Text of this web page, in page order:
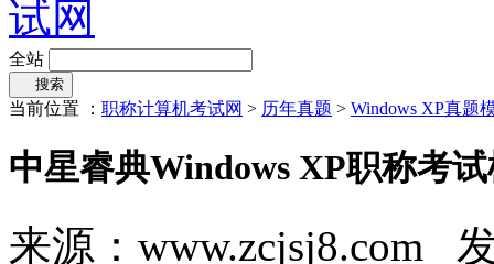
全站
搜索
当前位置 ： 职称计算机考试网 > 历年真题 > Windows XP真题
中星睿典Windows XP职称考
来源：www.zcjsj8.com